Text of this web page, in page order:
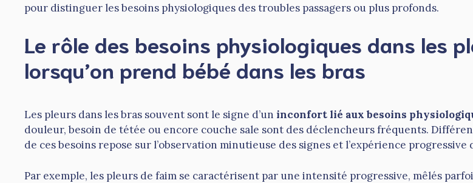
pour distinguer les besoins physiologiques des troubles passagers ou plus profonds.
Le rôle des besoins physiologiques dans les
lorsqu’on prend bébé dans les bras
Les pleurs dans les bras souvent sont le signe d’un inconfort lié aux besoins
douleur, besoin de tétée ou encore couche sale sont des déclencheurs fréquents.
de ces besoins repose sur l’observation minutieuse des signes et l’expérience progressive
Par exemple, les pleurs de faim se caractérisent par une intensité progressive, mêlés